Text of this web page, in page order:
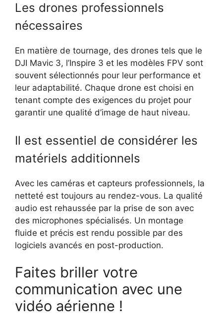
Les drones professionnels
nécessaires
En matière de tournage, des drones tels que le
DJI Mavic 3, l’Inspire 3 et les modèles FPV sont
souvent sélectionnés pour leur performance et
leur adaptabilité. Chaque drone est choisi en
tenant compte des exigences du projet pour
garantir une qualité d’image de haut niveau.
Il est essentiel de considérer les
matériels additionnels
Avec les caméras et capteurs professionnels, la
netteté est toujours au rendez-vous. La qualité
audio est rehaussée par la prise de son avec
des microphones spécialisés. Un montage
fluide et précis est rendu possible par des
logiciels avancés en post-production.
Faites briller votre
communication avec une
vidéo aérienne !